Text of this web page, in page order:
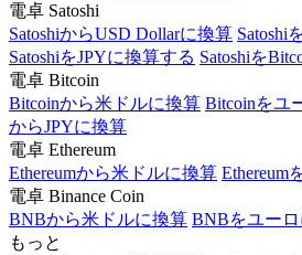
電卓 Satoshi
SatoshiからUSD Dollarに換算 Satoshi
SatoshiをJPYに換算する Satoshiを
電卓 Bitcoin
Bitcoinから米ドルに換算 Bitcoinをユ
からJPYに換算
電卓 Ethereum
Ethereumから米ドルに換算 Ethereum
電卓 Binance Coin
BNBから米ドルに換算 BNBをユー
もっと